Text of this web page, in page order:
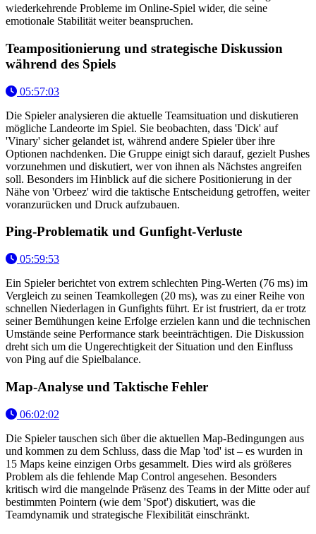
wiederkehrende Probleme im Online-Spiel wider, die seine
emotionale Stabilität weiter beanspruchen.
Teampositionierung und strategische Diskussion
während des Spiels
05:57:03
Die Spieler analysieren die aktuelle Teamsituation und diskutieren
mögliche Landeorte im Spiel. Sie beobachten, dass 'Dick' auf
'Vinary' sicher gelandet ist, während andere Spieler über ihre
Optionen nachdenken. Die Gruppe einigt sich darauf, gezielt Pushes
vorzunehmen und diskutiert, wer von ihnen als Nächstes angreifen
soll. Besonders im Hinblick auf die sichere Positionierung in der
Nähe von 'Orbeez' wird die taktische Entscheidung getroffen, weiter
voranzurücken und Druck aufzubauen.
Ping-Problematik und Gunfight-Verluste
05:59:53
Ein Spieler berichtet von extrem schlechten Ping-Werten (76 ms) im
Vergleich zu seinen Teamkollegen (20 ms), was zu einer Reihe von
schnellen Niederlagen in Gunfights führt. Er ist frustriert, da er trotz
seiner Bemühungen keine Erfolge erzielen kann und die technischen
Umstände seine Performance stark beeinträchtigen. Die Diskussion
dreht sich um die Ungerechtigkeit der Situation und den Einfluss
von Ping auf die Spielbalance.
Map-Analyse und Taktische Fehler
06:02:02
Die Spieler tauschen sich über die aktuellen Map-Bedingungen aus
und kommen zu dem Schluss, dass die Map 'tod' ist – es wurden in
15 Maps keine einzigen Orbs gesammelt. Dies wird als größeres
Problem als die fehlende Map Control angesehen. Besonders
kritisch wird die mangelnde Präsenz des Teams in der Mitte oder auf
bestimmten Pointern (wie dem 'Spot') diskutiert, was die
Teamdynamik und strategische Flexibilität einschränkt.